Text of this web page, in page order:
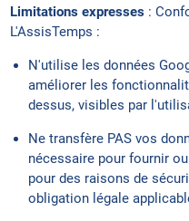
Limitations expresses :
L'AssisTemps :
N'utilise les données
améliorer les
dessus, visibles par
Ne transfère PAS vos
nécessaire pour fournir
pour des raisons de
obligation légale